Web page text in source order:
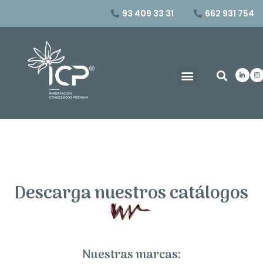
93 409 33 31 662 931 754
Descarga nuestros catálogos
Nuestras marcas: